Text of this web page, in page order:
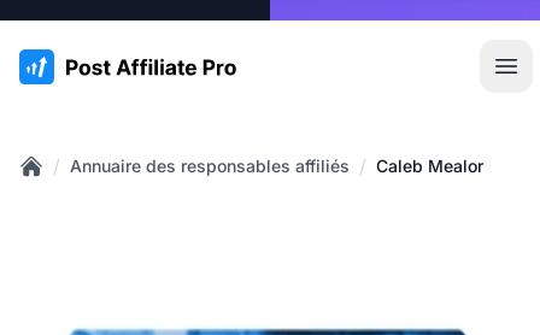
:site.title
/ Annuaire des responsables affiliés / Caleb Mealor